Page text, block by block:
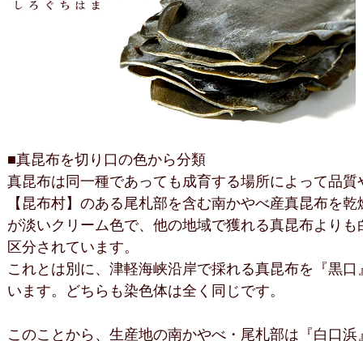
■真昆布を切り口の色から分類
真昆布は同一種であっても成育する場所によって品
【昆布村】のある尾札部を含む南かやべ産真昆布を
が淡いクリーム色で、他の地域で獲れる真昆布より
区分されています。
これとは別に、津軽海峡沿岸で採れる真昆布を『黒
います。どちらも染色体は全く同じです。
このことから、生産地の南かやべ・尾札部は『白口